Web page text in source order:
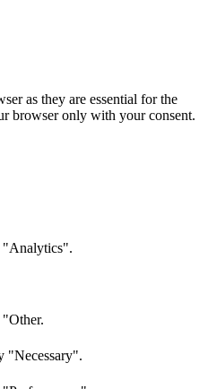
as they are essential for the
browser only with your consent.
"Analytics".
"Necessary".